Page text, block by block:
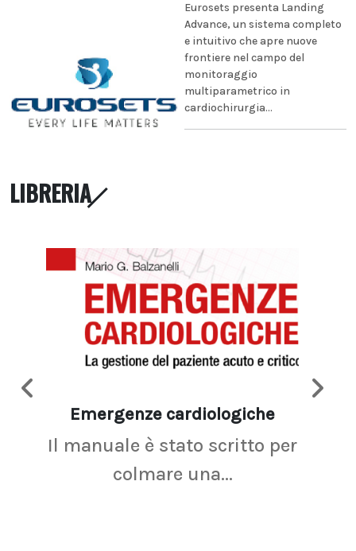
Eurosets presenta Landing
Advance, un sistema completo
e intuitivo che apre nuove
frontiere nel campo del
monitoraggio
multiparametrico in
cardiochirurgia...
LIBRERIA
Emergenze cardiologiche
Il manuale è stato scritto per
colmare una...